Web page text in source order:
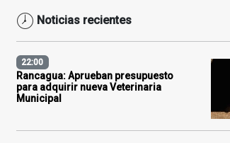
Noticias recientes
22:00
Rancagua: Aprueban presupuesto
para adquirir nueva Veterinaria
Municipal